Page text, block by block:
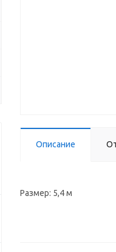
Описание
Размер: 5,4 м